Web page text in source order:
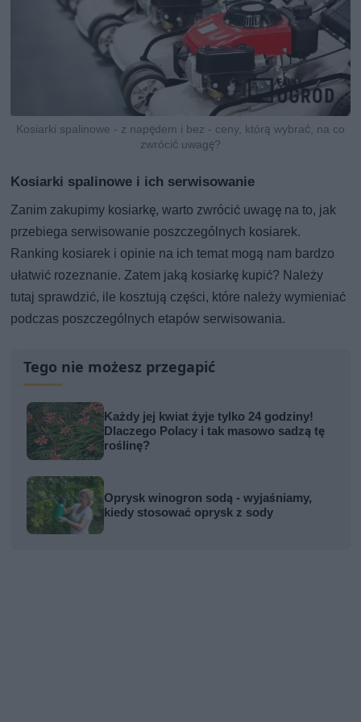
Kosiarki spalinowe - z napędem i bez - ceny, którą wybrać, na co
zwrócić uwagę?
Kosiarki spalinowe i ich serwisowanie
Zanim zakupimy kosiarkę, warto zwrócić uwagę na to, jak
przebiega serwisowanie poszczególnych kosiarek.
Ranking kosiarek i opinie na ich temat mogą nam bardzo
ułatwić rozeznanie. Zatem jaką kosiarkę kupić? Należy
tutaj sprawdzić, ile kosztują części, które należy wymieniać
podczas poszczególnych etapów serwisowania.
Tego nie możesz przegapić
Każdy jej kwiat żyje tylko 24 godziny!
Dlaczego Polacy i tak masowo sadzą tę
roślinę?
Oprysk winogron sodą - wyjaśniamy,
kiedy stosować oprysk z sody